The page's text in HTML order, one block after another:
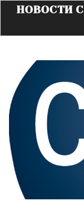
НОВОСТИ